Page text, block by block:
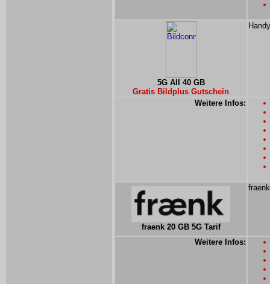
5G All 40 GB
Gratis Bildplus Gutschein
Weitere Infos:
fraenk 20 GB 5G Tarif
Weitere Infos: